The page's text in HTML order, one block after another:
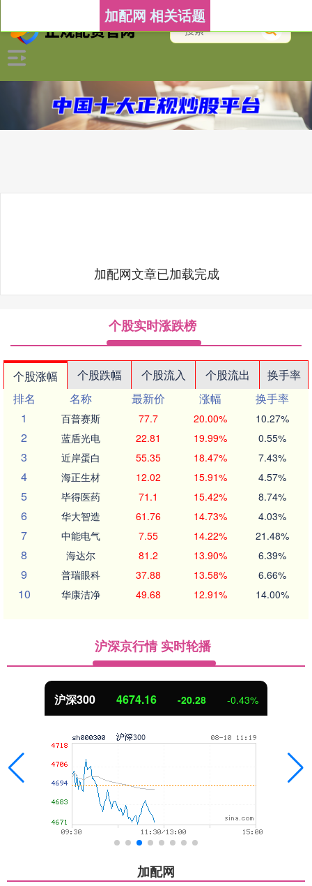
加配网 相关话题
加配网文章已加载完成
个股实时涨跌榜
个股涨幅 个股跌幅 个股流入 个股流出
换手率
排名
名称 最新价 涨幅
换手率
1
百普赛斯 77.7 20.00% 10.27%
2 蓝盾光电 22.81 19.99% 0.55%
3 近岸蛋白 55.35 18.47% 7.43%
4 海正生材 12.02 15.91% 4.57%
5 毕得医药 71.1 15.42% 8.74%
6 华大智造 61.76 14.73% 4.03%
7 中能电气 7.55 14.22% 21.48%
8 海达尔 81.2 13.90% 6.39%
9 普瑞眼科 37.88 13.58% 6.66%
10 华康洁净 49.68 12.91% 14.00%
沪深京行情 实时轮播
北证50 1124.80 -9.44
加配网